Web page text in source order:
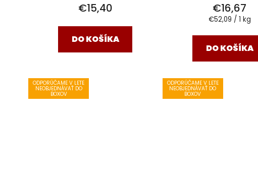
€15,40
DO KOŠÍKA
€16,67
Jednotková
€52,09 / 1 kg
DO KOŠÍKA
ODPORÚČAME V LETE
NEOBJEDNÁVAŤ DO
BOXOV
ODPORÚČAME V LETE
NEOBJEDNÁVAŤ DO
BOXOV